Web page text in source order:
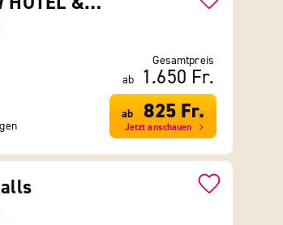
Gesamtpreis
ab
1.650 Fr.
ab 825 Fr.
Jetzt anschauen